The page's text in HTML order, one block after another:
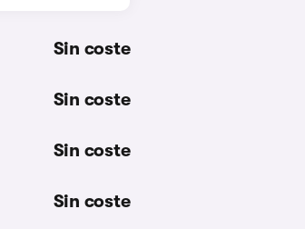
Sin coste
Sin coste
Sin coste
Sin coste